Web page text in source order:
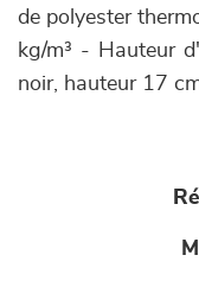
de polyester
kg/m³ - Hauteur
noir, hauteur 17